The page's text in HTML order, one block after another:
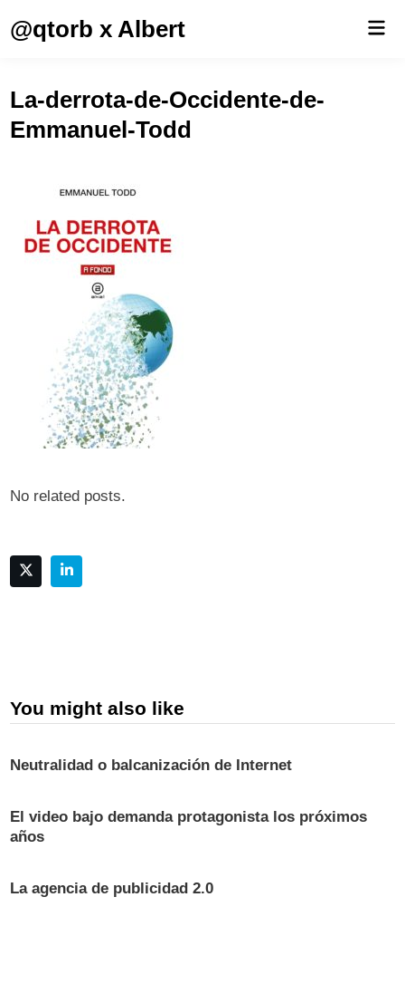
@qtorb x Albert
La-derrota-de-Occidente-de-
Emmanuel-Todd
No related posts.
You might also like
Neutralidad o balcanización de Internet
El video bajo demanda protagonista los próximos
años
La agencia de publicidad 2.0